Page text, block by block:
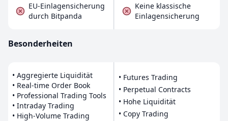
EU-Einlagensicherung
durch Bitpanda
Keine klassische
Einlagensicherung
Besonderheiten
• Aggregierte Liquidität
• Real-time Order Book
• Professional Trading Tools
• Intraday Trading
• High-Volume Trading
• Futures Trading
• Perpetual Contracts
• Hohe Liquidität
• Copy Trading